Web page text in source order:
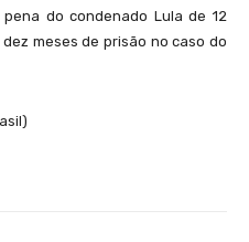
do condenado Lula de 12
meses de prisão no caso do